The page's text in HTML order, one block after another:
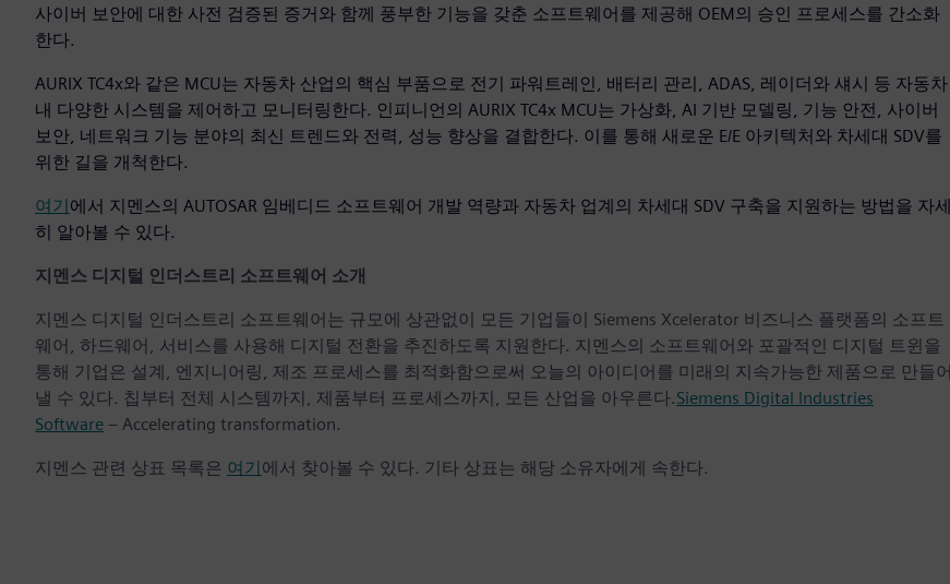
사이버 보안에 대한 사전 검증된 증거와 함께 풍부한 기능을 갖춘 소프트웨어를 제공해 OEM의 승인 프로세스를 간소화
한다.
AURIX TC4x와 같은 MCU는 자동차 산업의 핵심 부품으로 전기 파워트레인, 배터리 관리, ADAS, 레이더와 섀시 등 자동차
내 다양한 시스템을 제어하고 모니터링한다. 인피니언의 AURIX TC4x MCU는 가상화, AI 기반 모델링, 기능 안전, 사이버
보안, 네트워크 기능 분야의 최신 트렌드와 전력, 성능 향상을 결합한다. 이를 통해 새로운 E/E 아키텍처와 차세대 SDV를
위한 길을 개척한다.
여기 에서 지멘스의 AUTOSAR 임베디드 소프트웨어 개발 역량과 자동차 업계의 차세대 SDV 구축을 지원하는 방법을 자세
히 알아볼 수 있다.
지멘스 디지털 인더스트리 소프트웨어 소개
지멘스 디지털 인더스트리 소프트웨어는 규모에 상관없이 모든 기업들이 Siemens Xcelerator 비즈니스 플랫폼의 소프트
웨어, 하드웨어, 서비스를 사용해 디지털 전환을 추진하도록 지원한다. 지멘스의 소프트웨어와 포괄적인 디지털 트윈을
통해 기업은 설계, 엔지니어링, 제조 프로세스를 최적화함으로써 오늘의 아이디어를 미래의 지속가능한 제품으로 만들어
낼 수 있다. 칩부터 전체 시스템까지, 제품부터 프로세스까지, 모든 산업을 아우른다.Siemens Digital Industries
Software – Accelerating transformation.
지멘스 관련 상표 목록은 여기 에서 찾아볼 수 있다. 기타 상표는 해당 소유자에게 속한다.